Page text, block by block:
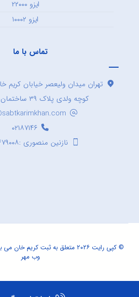
ایزو ۲۲۰۰۰
ایزو ۱۰۰۰۲
تماس با ما
تهران میدان ولیعصر خیابان کریم
کوچه ولدی پلاک ۳۹ ساختمان کریم خان
۰۲۱۸۷۱۴۶
نازنین منصوری :۰۹۱۲۸۴۷۹۰۰۸
© کپی رایت ۲۰۲۶ متعلق به ثبت کریم خان می باشد.
وب مهر